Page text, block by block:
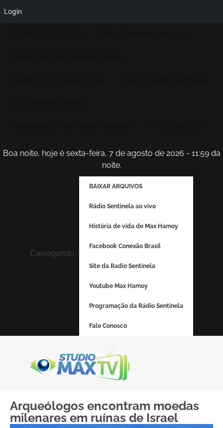
Boa noite, hoje é sexta-feira, 7 de agosto de 2026 - 11:59 da
noite.
Carregando...
BAIXAR ARQUIVOS
Rádio Sentinela ao vivo
História de vida de Max Hamoy
Facebook Conexão Brasil
Site da Radio Sentinela
Youtube Max Hamoy
Programação da Rádio Sentinela
Fale Conosco
Arqueólogos encontram moedas
milenares em ruínas de Israel
Login